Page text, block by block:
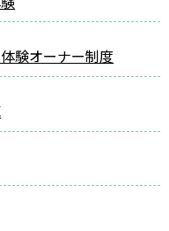
験オーナー制度